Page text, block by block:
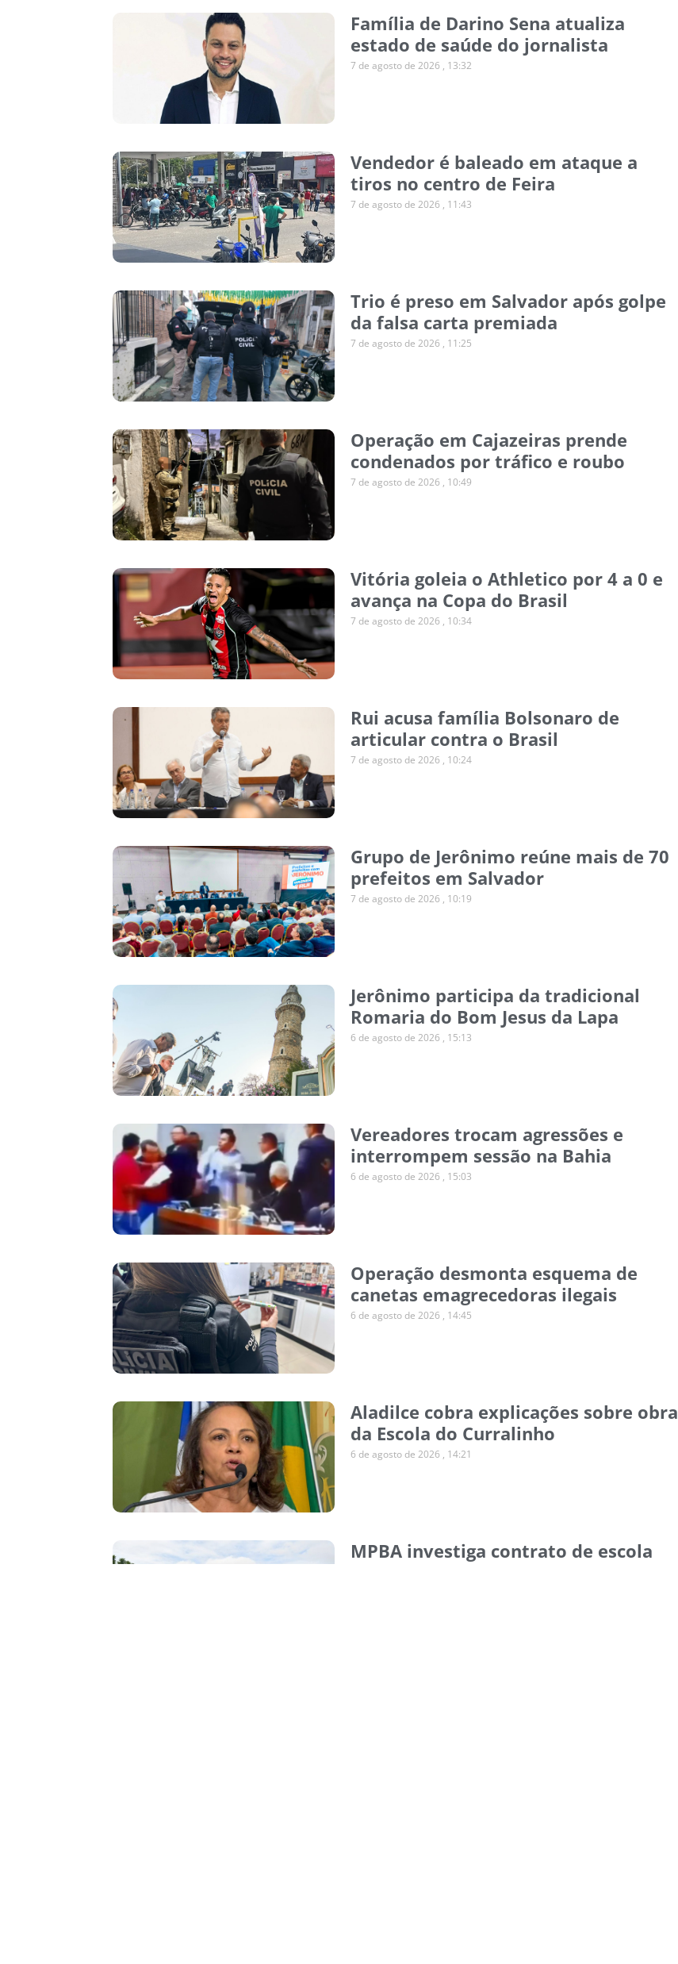
Família de Darino Sena atualiza
estado de saúde do jornalista
7 de agosto de 2026 13:32
Vendedor é baleado em ataque a
tiros no centro de Feira
7 de agosto de 2026 11:43
Trio é preso em Salvador após golpe
da falsa carta premiada
7 de agosto de 2026 11:25
Operação em Cajazeiras prende
condenados por tráfico e roubo
7 de agosto de 2026 10:49
Vitória goleia o Athletico por 4 a 0 e
avança na Copa do Brasil
7 de agosto de 2026 10:34
Rui acusa família Bolsonaro de
articular contra o Brasil
7 de agosto de 2026 10:24
Grupo de Jerônimo reúne mais de 70
prefeitos em Salvador
7 de agosto de 2026 10:19
Jerônimo participa da tradicional
Romaria do Bom Jesus da Lapa
6 de agosto de 2026 15:13
Vereadores trocam agressões e
interrompem sessão na Bahia
6 de agosto de 2026 15:03
Operação desmonta esquema de
canetas emagrecedoras ilegais
6 de agosto de 2026 14:45
Aladilce cobra explicações sobre obra
da Escola do Curralinho
6 de agosto de 2026 14:21
MPBA investiga contrato de escola